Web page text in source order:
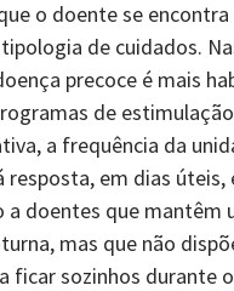
o doente se encontra
de cuidados.
precoce é mais
de
a frequência da
resposta, em dias úteis,
a doentes que mantêm
mas que não
ficar sozinhos durante